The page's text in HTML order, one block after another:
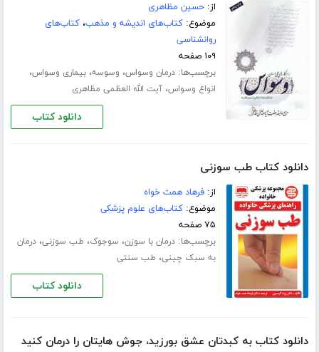
از:حسین مظاهری
موضوع:کتاب‌های اندیشه و مذهب،کتاب‌های
روانشناسی
۱۰۹ صفحه
برچسب‌ها:درمان وسواس، وسوسه،بیماری وسواس،
انواع وسواس،آیت الله العظمی مظاهری
دانلود کتاب
دانلود کتاب طب سوزنی
از:فرهاد همت خواه
موضوع:کتاب‌های علوم پزشکی
۷۵ صفحه
برچسب‌ها:درمان با سوزن، سوجوک، طب سوزنی،درمان
به سبک چینی، طب سنتی
دانلود کتاب
دانلود کتاب به کبدتان عشق بورزید، جوش هایتان را درمان کنید